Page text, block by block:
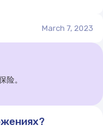
March 7, 2023
险。